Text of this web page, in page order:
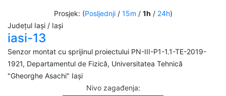
Prosjek: (Posljednji/ 15m / 1h / 24h)
Județul Iași / Iași
iasi-13
Senzor montat cu sprijinul proiectului PN-III-P1-1.1-TE-2019-
1921, Departamentul de Fizică, Universitatea Tehnică
"Gheorghe Asachi" Iași
Nivo zagađenja: